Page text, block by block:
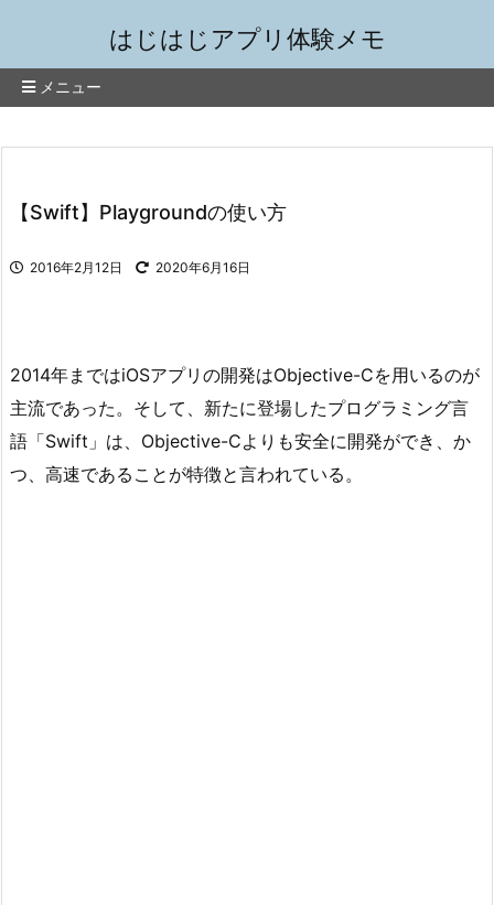
はじはじアプリ体験メモ
メニュー
【Swift】Playgroundの使い方
2016年2月12日 2020年6月16日
2014年まではiOSアプリの開発はObjective-Cを用いるのが
主流であった。そして、新たに登場したプログラミング言
語「Swift」は、Objective-Cよりも安全に開発ができ、か
つ、高速であることが特徴と言われている。